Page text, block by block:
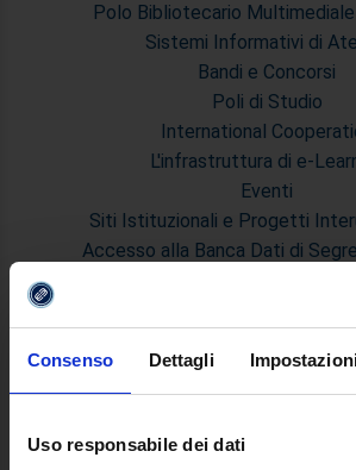
Consenso Dettagli
Uso responsabile dei dati
Polo Bibliotecario
Sistemi Informativi di
Bandi e Concorsi
Poli di Studio
International
L'infrastruttura di e-
Eventi
Siti Istituzionali e Progetti
Accesso alla Banca Dati di
Posta Elettronica
DIDATTICA
Corsi di